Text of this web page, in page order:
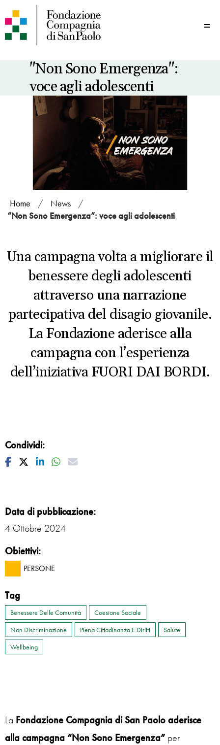
"Non Sono Emergenza":
voce agli adolescenti
Home / News
/
“Non Sono Emergenza”: voce agli adolescenti
Una campagna volta a migliorare il
benessere degli adolescenti
attraverso una narrazione
partecipativa del disagio giovanile.
La Fondazione aderisce alla
campagna con l’esperienza
dell’iniziativa FUORI DAI BORDI.
Condividi:
Facebook
TwitterLinkedinWhatsapp
Mail
Data di pubblicazione:
4 Ottobre 2024
Obiettivi:
PERSONE
Tag
Benessere Delle Comunità
Coesione Sociale
Non Discriminazione
Piena Cittadinanza E Diritti
Salute
Wellbeing
La Fondazione Compagnia di San Paolo aderisce
alla campagna “Non Sono Emergenza” per